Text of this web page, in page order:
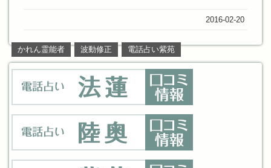
2016-02-20
かれん霊能者 波動修正 電話占い紫苑